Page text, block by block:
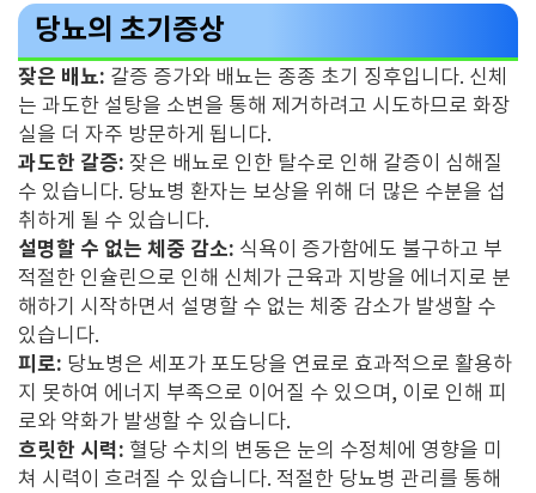
당뇨의 초기증상
잦은 배뇨: 갈증 증가와 배뇨는 종종 초기 징후입니다. 신체
는 과도한 설탕을 소변을 통해 제거하려고 시도하므로 화장
실을 더 자주 방문하게 됩니다.
과도한 갈증: 잦은 배뇨로 인한 탈수로 인해 갈증이 심해질
수 있습니다. 당뇨병 환자는 보상을 위해 더 많은 수분을 섭
취하게 될 수 있습니다.
설명할 수 없는 체중 감소: 식욕이 증가함에도 불구하고 부
적절한 인슐린으로 인해 신체가 근육과 지방을 에너지로 분
해하기 시작하면서 설명할 수 없는 체중 감소가 발생할 수
있습니다.
피로: 당뇨병은 세포가 포도당을 연료로 효과적으로 활용하
지 못하여 에너지 부족으로 이어질 수 있으며, 이로 인해 피
로와 약화가 발생할 수 있습니다.
흐릿한 시력: 혈당 수치의 변동은 눈의 수정체에 영향을 미
쳐 시력이 흐려질 수 있습니다. 적절한 당뇨병 관리를 통해